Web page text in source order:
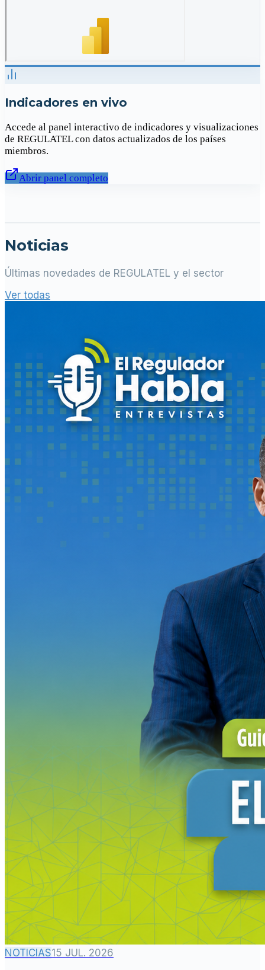
Indicadores en vivo
Accede al panel interactivo de indicadores y visualizaciones
de REGULATEL con datos actualizados de los países
miembros.
Abrir panel completo
Noticias
Últimas novedades de REGULATEL y el sector
Ver todas
NOTICIAS15 JUL. 2026